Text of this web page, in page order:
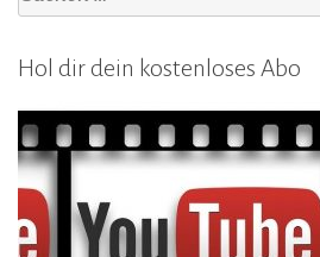
nach:
Hol dir dein kostenloses Abo